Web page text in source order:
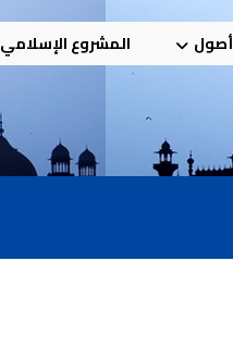
أصول المشروع الإسلامي